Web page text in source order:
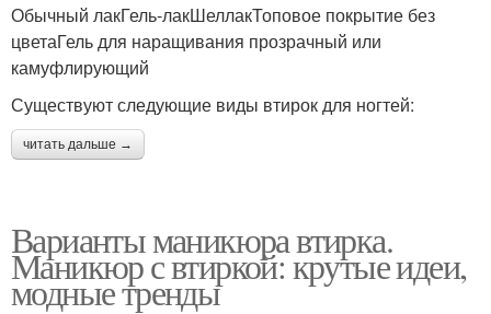
Обычный лакГель-лакШеллакТоповое покрытие без
цветаГель для наращивания прозрачный или
камуфлирующий
Существуют следующие виды втирок для ногтей:
читать дальше →
Варианты маникюра втирка.
Маникюр с втиркой: крутые идеи,
модные тренды